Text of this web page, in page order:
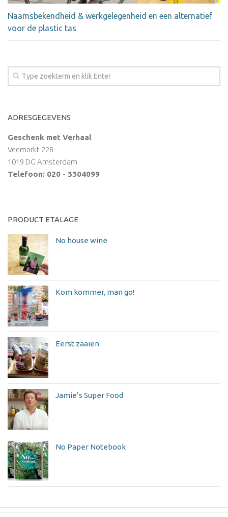
Naamsbekendheid & werkgelegenheid en een alternatief
voor de plastic tas
ADRESGEGEVENS
Geschenk met Verhaal
Veemarkt 228
1019 DG Amsterdam
Telefoon: 020 - 3304099
PRODUCT ETALAGE
No house wine
Kom kommer, man go!
Eerst zaaien
Jamie’s Super Food
No Paper Notebook